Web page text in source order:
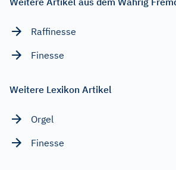
Raffinesse
Finesse
Weitere Lexikon Artikel
Orgel
Finesse